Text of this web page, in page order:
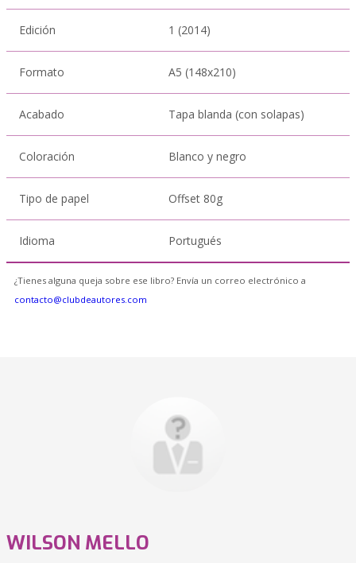
Edición 1 (2014)
Formato A5 (148x210)
Acabado Tapa blanda (con solapas)
Coloración Blanco y negro
Tipo de papel Offset 80g
Idioma Portugués
¿Tienes alguna queja sobre ese libro? Envía un correo electrónico a
contacto@clubdeautores.com
WILSON MELLO